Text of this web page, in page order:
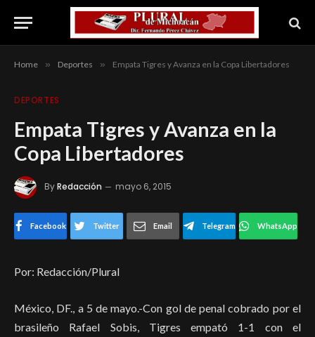
Home » Deportes » Empata Tigres y Avanza en la Copa Libertadores
DEPORTES
Empata Tigres y Avanza en la
Copa Libertadores
ByRedacción mayo 6, 2015
Facebook Twitter Email Telegram WhatsApp
Por: Redacción/Plural
México, DF., a 5 de mayo.-Con gol de penal cobrado por el
brasileño Rafael Sobis, Tigres empató 1-1 con el